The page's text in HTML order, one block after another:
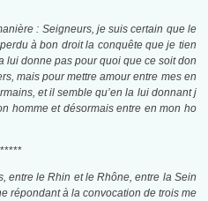
: Seigneurs, je suis certain que le
à bon droit la conquête que je tien
lui donne pas pour quoi que ce soit don
mais pour mettre amour entre mes en
et il semble qu’en la lui donnant j
homme et désormais entre en mon ho
*****
entre le Rhin et le Rhône, entre la Sein
répondant à la convocation de trois me